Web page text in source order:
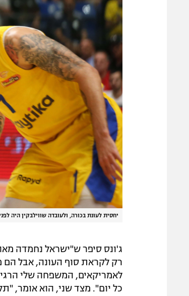
יחסית לעונת בכורה, ולעובדה שווילבקין היה
ג'ונס סיפר ש"ישראל נחמדה
רק לקראת סוף העונה, אבל הם
לאמריקאים, המשפחה שלי
כל יום". מצד שני, הוא אומר,